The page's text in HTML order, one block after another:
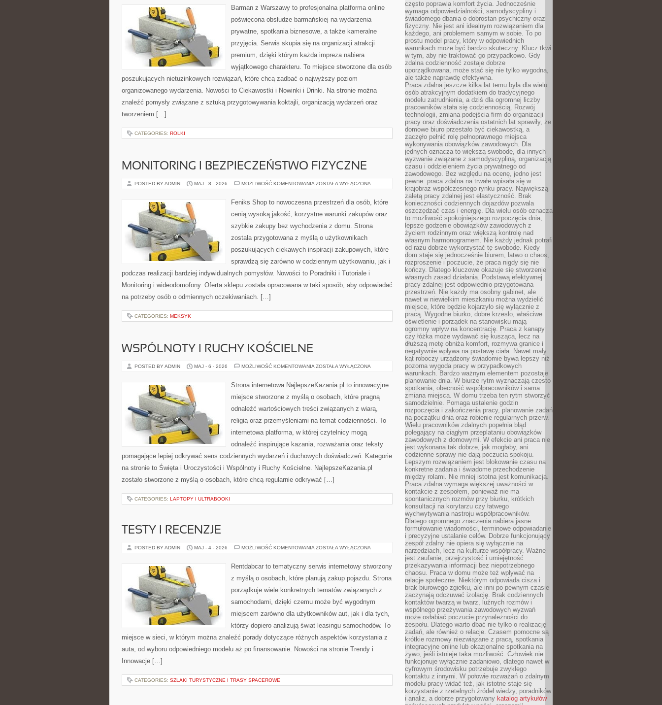
Barman z Warszawy to profesjonalna platforma online
poświęcona obsłudze barmańskiej na wydarzenia
prywatne, spotkania biznesowe, a także kameralne
przyjęcia. Serwis skupia się na organizacji atrakcji
premium, dzięki którym każda impreza nabiera
wyjątkowego charakteru. To miejsce stworzone dla osób
poszukujących nietuzinkowych rozwiązań, które chcą zadbać o najwyższy poziom
organizowanego wydarzenia. Nowości to Ciekawostki i Nowinki i Drinki. Na stronie można
znaleźć pomysły związane z sztuką przygotowywania koktajli, organizacją wydarzeń oraz
tworzeniem […]
CATEGORIES: ROLKI
MONITORING I BEZPIECZEŃSTWO FIZYCZNE
POSTED BY ADMIN MAJ - 8 - 2026 MOŻLIWOŚĆ KOMENTOWANIA MONITORING
FIZYCZNE
ZOSTAŁA WYŁĄCZONA
Feniks Shop to nowoczesna przestrzeń dla osób, które
cenią wysoką jakość, korzystne warunki zakupów oraz
szybkie zakupy bez wychodzenia z domu. Strona
została przygotowana z myślą o użytkownikach
poszukujących ciekawych inspiracji zakupowych, które
sprawdzą się zarówno w codziennym użytkowaniu, jak i
podczas realizacji bardziej indywidualnych pomysłów. Nowości to Poradniki i Tutoriale i
Monitoring i wideodomofony. Oferta sklepu została opracowana w taki sposób, aby odpowiadać
na potrzeby osób o odmiennych oczekiwaniach. […]
CATEGORIES: MEKSYK
WSPÓLNOTY I RUCHY KOŚCIELNE
POSTED BY ADMIN MAJ - 6 - 2026 MOŻLIWOŚĆ KOMENTOWANIA WSPÓLNOTY
KOŚCIELNE
ZOSTAŁA WYŁĄCZONA
Strona internetowa NajlepszeKazania.pl to innowacyjne
miejsce stworzone z myślą o osobach, które pragną
odnaleźć wartościowych treści związanych z wiarą,
religią oraz przemyśleniami na temat codzienności. To
internetowa platforma, w której czytelnicy mogą
odnaleźć inspirujące kazania, rozważania oraz teksty
pomagające lepiej odkrywać sens codziennych wydarzeń i duchowych doświadczeń. Kategorie
na stronie to Święta i Uroczystości i Wspólnoty i Ruchy Kościelne. NajlepszeKazania.pl
zostało stworzone z myślą o osobach, które chcą regularnie odkrywać […]
CATEGORIES: LAPTOPY I ULTRABOOKI
TESTY I RECENZJE
POSTED BY ADMIN MAJ - 4 - 2026 MOŻLIWOŚĆ KOMENTOWANIA TESTY
ZOSTAŁA WYŁĄCZONA
Rentdabcar to tematyczny serwis internetowy stworzony
z myślą o osobach, które planują zakup pojazdu. Strona
porządkuje wiele konkretnych tematów związanych z
samochodami, dzięki czemu może być wygodnym
miejscem zarówno dla użytkowników aut, jak i dla tych,
którzy dopiero analizują świat leasingu samochodów. To
miejsce w sieci, w którym można znaleźć porady dotyczące różnych aspektów korzystania z
auta, od wyboru odpowiedniego modelu aż po finansowanie. Nowości na stronie Trendy i
Innowacje […]
CATEGORIES: SZLAKI TURYSTYCZNE I TRASY SPACEROWE
często poprawia komfort życia. Jednocześnie
wymaga odpowiedzialności, samodyscypliny i
świadomego dbania o dobrostan psychiczny oraz
fizyczny. Nie jest ani idealnym rozwiązaniem dla
każdego, ani problemem samym w sobie. To po
prostu model pracy, który w odpowiednich
warunkach może być bardzo skuteczny. Klucz tkwi
w tym, aby nie traktować go przypadkowo. Gdy
zdalna codzienność zostaje dobrze
uporządkowana, może stać się nie tylko wygodna,
ale także naprawdę efektywna.
Praca zdalna jeszcze kilka lat temu była dla wielu
osób atrakcyjnym dodatkiem do tradycyjnego
modelu zatrudnienia, a dziś dla ogromnej liczby
pracowników stała się codziennością. Rozwój
technologii, zmiana podejścia firm do organizacji
pracy oraz doświadczenia ostatnich lat sprawiły, że
domowe biuro przestało być ciekawostką, a
zaczęło pełnić rolę pełnoprawnego miejsca
wykonywania obowiązków zawodowych. Dla
jednych oznacza to większą swobodę, dla innych
wyzwanie związane z samodyscypliną, organizacją
czasu i oddzieleniem życia prywatnego od
zawodowego. Bez względu na ocenę, jedno jest
pewne: praca zdalna na trwałe wpisała się w
krajobraz współczesnego rynku pracy. Największą
zaletą pracy zdalnej jest elastyczność. Brak
konieczności codziennych dojazdów pozwala
oszczędzać czas i energię. Dla wielu osób oznacza
to możliwość spokojniejszego rozpoczęcia dnia,
lepsze godzenie obowiązków zawodowych z
życiem rodzinnym oraz większą kontrolę nad
własnym harmonogramem. Nie każdy jednak potrafi
od razu dobrze wykorzystać tę swobodę. Kiedy
dom staje się jednocześnie biurem, łatwo o chaos,
rozproszenie i poczucie, że praca nigdy się nie
kończy. Dlatego kluczowe okazuje się stworzenie
własnych zasad działania. Podstawą efektywnej
pracy zdalnej jest odpowiednio przygotowana
przestrzeń. Nie każdy ma osobny gabinet, ale
nawet w niewielkim mieszkaniu można wydzielić
miejsce, które będzie kojarzyło się wyłącznie z
pracą. Wygodne biurko, dobre krzesło, właściwe
oświetlenie i porządek na stanowisku mają
ogromny wpływ na koncentrację. Praca z kanapy
czy łóżka może wydawać się kusząca, lecz na
dłuższą metę obniża komfort, rozmywa granice i
negatywnie wpływa na postawę ciała. Nawet mały
kąt roboczy urządzony świadomie bywa lepszy niż
pozorna wygoda pracy w przypadkowych
warunkach. Bardzo ważnym elementem pozostaje
planowanie dnia. W biurze rytm wyznaczają często
spotkania, obecność współpracowników i sama
zmiana miejsca. W domu trzeba ten rytm stworzyć
samodzielnie. Pomaga ustalenie godzin
rozpoczęcia i zakończenia pracy, planowanie zadań
na początku dnia oraz robienie regularnych przerw.
Wielu pracowników zdalnych popełnia błąd
polegający na ciągłym przeplataniu obowiązków
zawodowych z domowymi. W efekcie ani praca nie
jest wykonana tak dobrze, jak mogłaby, ani
codzienne sprawy nie dają poczucia spokoju.
Lepszym rozwiązaniem jest blokowanie czasu na
konkretne zadania i świadome przechodzenie
między rolami. Nie mniej istotna jest komunikacja.
Praca zdalna wymaga większej uważności w
kontakcie z zespołem, ponieważ nie ma
spontanicznych rozmów przy biurku, krótkich
konsultacji na korytarzu czy łatwego
wychwytywania nastroju współpracowników.
Dlatego ogromnego znaczenia nabiera jasne
formułowanie wiadomości, terminowe odpowiadanie
i precyzyjne ustalanie celów. Dobrze funkcjonujący
zespół zdalny nie opiera się wyłącznie na
narzędziach, lecz na kulturze współpracy. Ważne
jest zaufanie, przejrzystość i umiejętność
przekazywania informacji bez niepotrzebnego
chaosu. Praca w domu może też wpływać na
relacje społeczne. Niektórym odpowiada cisza i
brak biurowego zgiełku, ale inni po pewnym czasie
zaczynają odczuwać izolację. Brak codziennych
kontaktów twarzą w twarz, luźnych rozmów i
wspólnego przeżywania zawodowych wyzwań
może osłabiać poczucie przynależności do
zespołu. Dlatego warto dbać nie tylko o realizację
zadań, ale również o relacje. Czasem pomocne są
krótkie rozmowy niezwiązane z pracą, spotkania
integracyjne online lub okazjonalne spotkania na
żywo, jeśli istnieje taka możliwość. Człowiek nie
funkcjonuje wyłącznie zadaniowo, dlatego nawet w
cyfrowym środowisku potrzebuje zwykłego
kontaktu z innymi. W połowie rozważań o zdalnym
modelu pracy widać też, jak istotne staje się
korzystanie z rzetelnych źródeł wiedzy, poradników
i analiz, a dobrze przygotowany katalog artykułów